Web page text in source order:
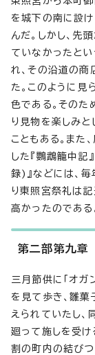
を城下の南に設
んだ。しかし、先
ていなかったと
れ、その沿道の商
た。このように見
色である。そのた
り見物を楽しみ
こともある。また
した『鸚鵡籠中記
録)』などには、毎
り東照宮祭礼は
高かったのである
第二部第九章
三月節供に「オガ
を見て歩き、雛
えられていたし、
廻って施しを受け
割の町内の結び